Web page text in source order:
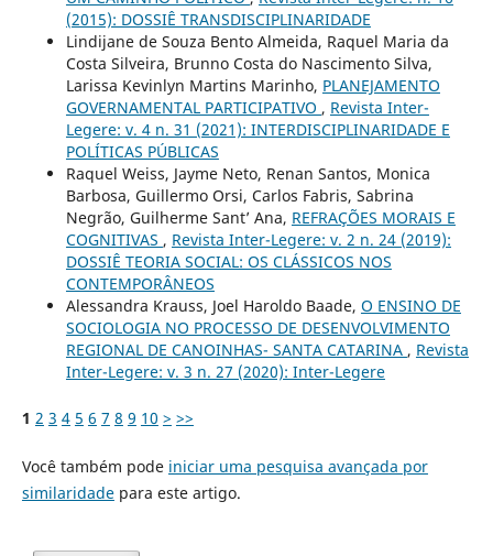
(2015): DOSSIÊ TRANSDISCIPLINARIDADE
Lindijane de Souza Bento Almeida, Raquel Maria da
Costa Silveira, Brunno Costa do Nascimento Silva,
Larissa Kevinlyn Martins Marinho, PLANEJAMENTO
GOVERNAMENTAL PARTICIPATIVO , Revista Inter-
Legere: v. 4 n. 31 (2021): INTERDISCIPLINARIDADE E
POLÍTICAS PÚBLICAS
Raquel Weiss, Jayme Neto, Renan Santos, Monica
Barbosa, Guillermo Orsi, Carlos Fabris, Sabrina
Negrão, Guilherme Sant’ Ana, REFRAÇÕES MORAIS E
COGNITIVAS , Revista Inter-Legere: v. 2 n. 24 (2019):
DOSSIÊ TEORIA SOCIAL: OS CLÁSSICOS NOS
CONTEMPORÂNEOS
Alessandra Krauss, Joel Haroldo Baade, O ENSINO DE
SOCIOLOGIA NO PROCESSO DE DESENVOLVIMENTO
REGIONAL DE CANOINHAS- SANTA CATARINA , Revista
Inter-Legere: v. 3 n. 27 (2020): Inter-Legere
1 2 3 4 5 6 7 8 9 10 > >>
Você também pode iniciar uma pesquisa avançada por
similaridadepara este artigo.